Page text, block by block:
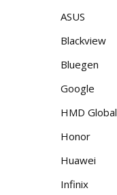
ASUS
Blackview
Bluegen
Google
HMD Global
Honor
Huawei
Infinix